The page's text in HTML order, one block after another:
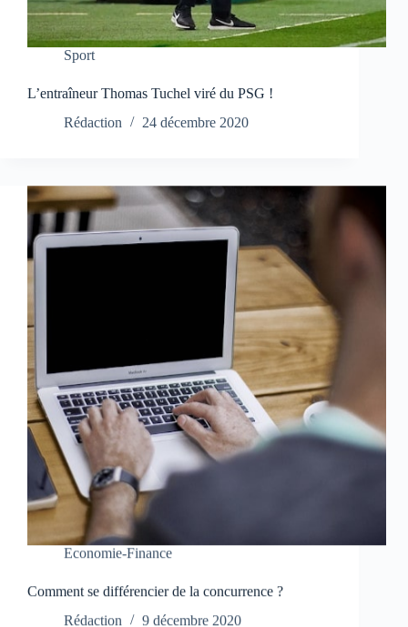
Sport
L’entraîneur Thomas Tuchel viré du PSG !
Rédaction
24 décembre 2020
Economie-Finance
Comment se différencier de la concurrence ?
Rédaction
9 décembre 2020